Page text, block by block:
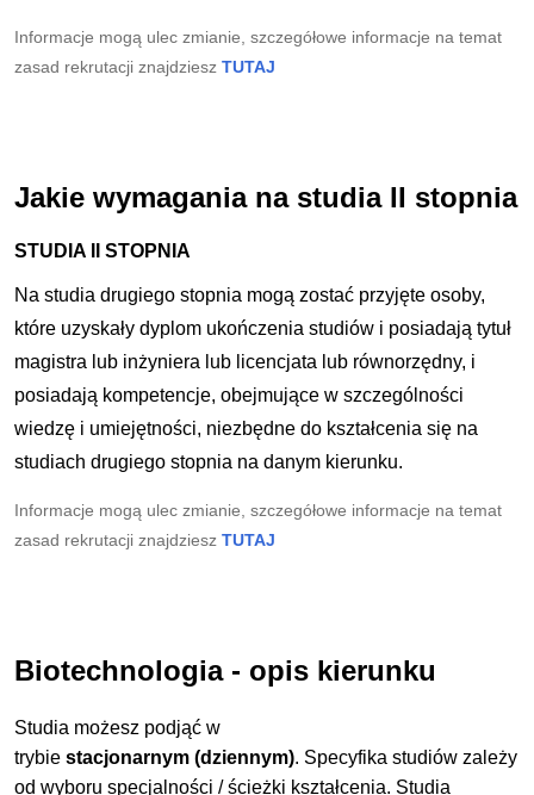
Informacje mogą ulec zmianie, szczegółowe informacje na temat
zasad rekrutacji znajdzieszTUTAJ
Jakie wymagania na studia II stopnia
STUDIA II STOPNIA
Na studia drugiego stopnia mogą zostać przyjęte osoby,
które uzyskały dyplom ukończenia studiów i posiadają tytuł
magistra lub inżyniera lub licencjata lub równorzędny, i
posiadają kompetencje, obejmujące w szczególności
wiedzę i umiejętności, niezbędne do kształcenia się na
studiach drugiego stopnia na danym kierunku.
Informacje mogą ulec zmianie, szczegółowe informacje na temat
zasad rekrutacji znajdzieszTUTAJ
Biotechnologia - opis kierunku
Studia możesz podjąć w
trybiestacjonarnym (dziennym). Specyfika studiów zależy
od wyboru specjalności / ścieżki kształcenia. Studia